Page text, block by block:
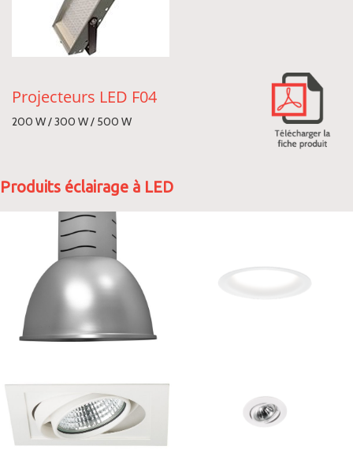
Projecteurs LED F04
200 W / 300 W / 500 W
Produits éclairage à LED
PLAFONNIER /